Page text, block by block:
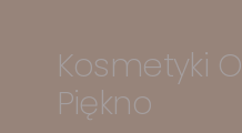
Kosmetyki
Piękno